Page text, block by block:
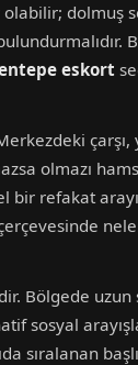
dolmuş
eskort
olmazı
refakat
Bölgede
sosyal
sıralanan